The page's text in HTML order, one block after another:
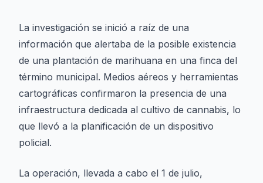
La investigación se inició a raíz de una
información que alertaba de la posible existencia
de una plantación de marihuana en una finca del
término municipal. Medios aéreos y herramientas
cartográficas confirmaron la presencia de una
infraestructura dedicada al cultivo de cannabis, lo
que llevó a la planificación de un dispositivo
policial.
La operación, llevada a cabo el 1 de julio,